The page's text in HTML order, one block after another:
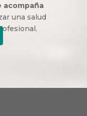
acompaña
una salud